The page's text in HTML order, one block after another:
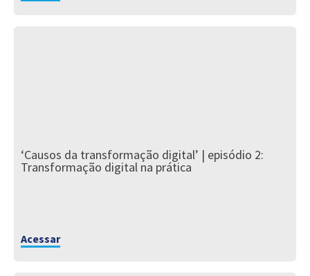
‘Causos da transformação digital’ | episódio 2:
Transformação digital na prática
Acessar